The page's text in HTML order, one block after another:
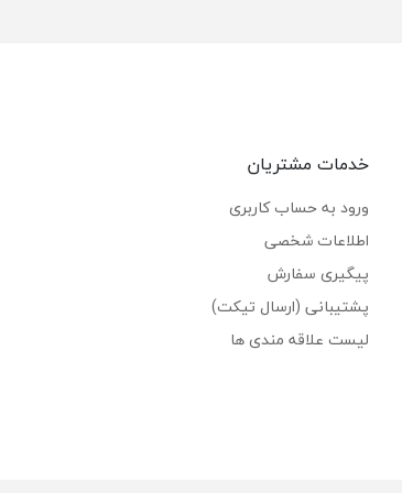
خدمات مشتریان
ورود به حساب کاربری
اطلاعات شخصی
پیگیری سفارش
پشتیبانی (ارسال تیکت)
لیست علاقه مندی ها